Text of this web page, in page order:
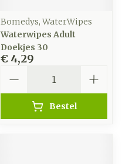
Bomedys, WaterWipes
Waterwipes Adult
Doekjes 30
€ 4,29
Bestel